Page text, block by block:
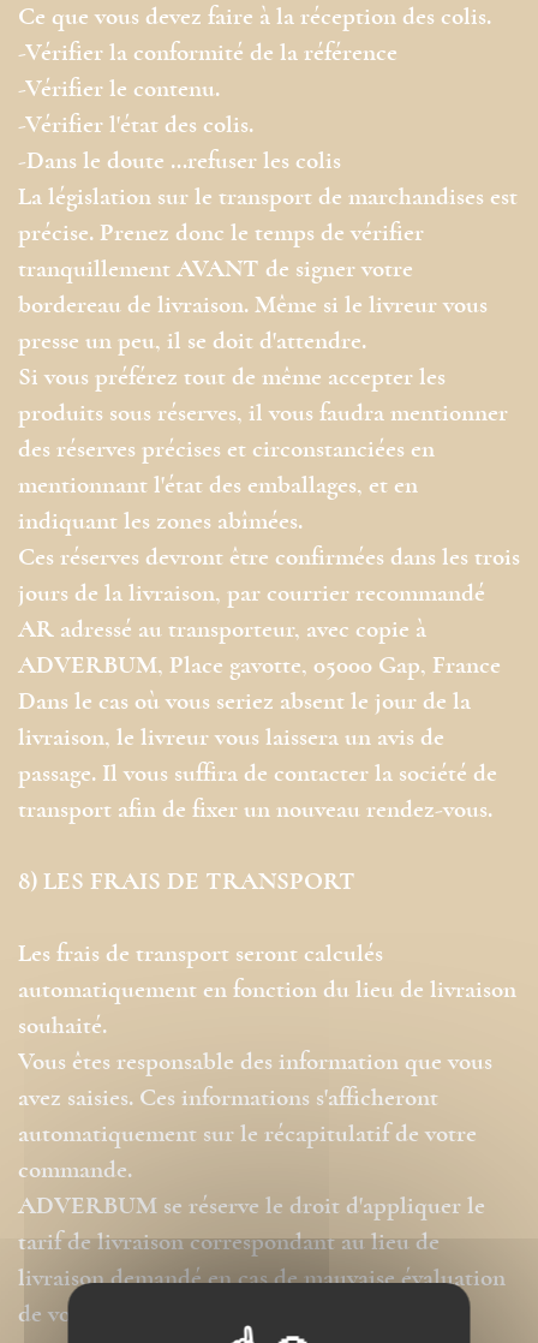
Ce que vous devez faire à la réception des colis.
-Vérifier la conformité de la référence
-Vérifier le contenu.
-Vérifier l'état des colis.
-Dans le doute …refuser les colis
La législation sur le transport de marchandises est
précise. Prenez donc le temps de vérifier
tranquillement AVANT de signer votre
bordereau de livraison. Même si le livreur vous
presse un peu, il se doit d'attendre.
Si vous préférez tout de même accepter les
produits sous réserves, il vous faudra mentionner
des réserves précises et circonstanciées en
mentionnant l'état des emballages, et en
indiquant les zones abîmées.
Ces réserves devront être confirmées dans les trois
jours de la livraison, par courrier recommandé
AR adressé au transporteur, avec copie à
ADVERBUM, Place gavotte, 05000 Gap, France
Dans le cas où vous seriez absent le jour de la
livraison, le livreur vous laissera un avis de
passage. Il vous suffira de contacter la société de
transport afin de fixer un nouveau rendez-vous.
8) LES FRAIS DE TRANSPORT
Les frais de transport seront calculés
automatiquement en fonction du lieu de livraison
souhaité.
Vous êtes responsable des information que vous
avez saisies. Ces informations s'afficheront
automatiquement sur le récapitulatif de votre
commande.
ADVERBUM se réserve le droit d'appliquer le
tarif de livraison correspondant au lieu de
livraison demandé en cas de mauvaise évaluation
de votre part.